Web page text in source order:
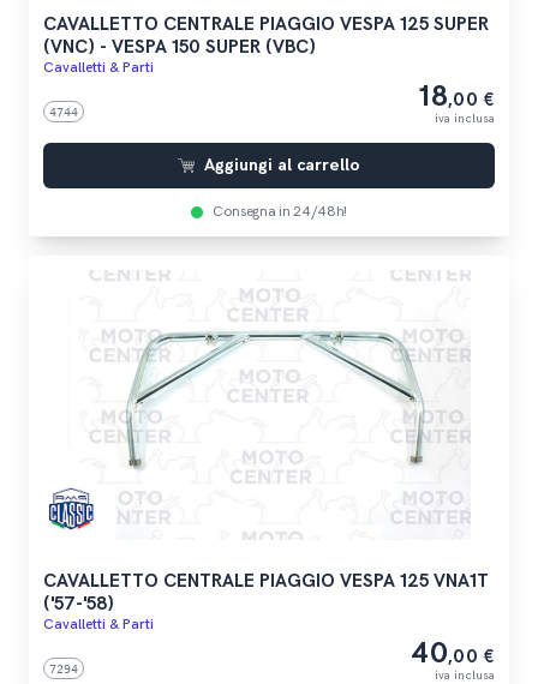
CAVALLETTO CENTRALE PIAGGIO VESPA 125 SUPER
(VNC) - VESPA 150 SUPER (VBC)
Cavalletti & Parti
4744 18,00 €
iva inclusa
Aggiungi al carrello
Consegna in 24/48h!
CAVALLETTO CENTRALE PIAGGIO VESPA 125 VNA1T
('57-'58)
Cavalletti & Parti
7294 40,00 €
iva inclusa